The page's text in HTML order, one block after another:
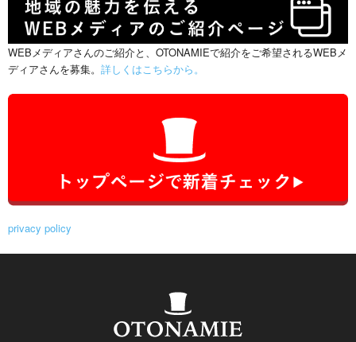
WEBメディアさんのご紹介と、OTONAMIEで紹介をご希望されるWEBメ
ディアさんを募集。 詳しくはこちらから。
privacy policy